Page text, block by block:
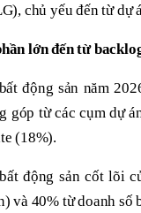
chủ yếu đến từ dự
lớn đến từ
động sản năm
góp từ các cụm dự
(18%).
động sản cốt lõi
và 40% từ doanh số